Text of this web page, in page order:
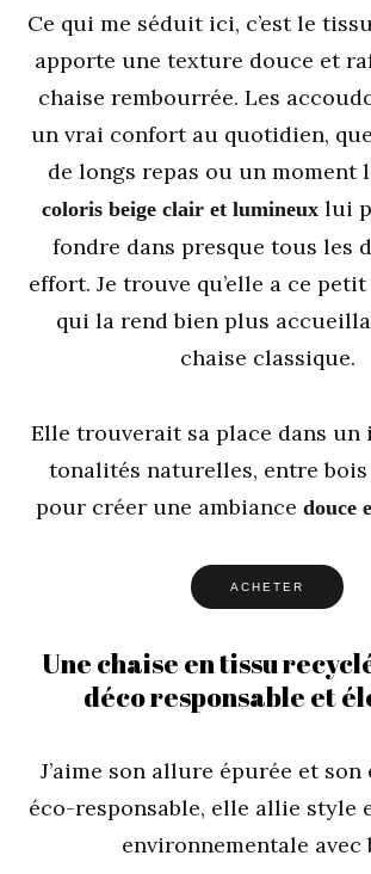
Ce qui me séduit ici, c’est le
apporte une texture douce et
chaise rembourrée. Les
un vrai confort au quotidien,
de longs repas ou un moment
coloris beige clair et lumineux lui
fondre dans presque tous les
effort. Je trouve qu’elle a ce
qui la rend bien plus
chaise classique.
Elle trouverait sa place dans
tonalités naturelles, entre
pour créer une ambiance douce
ACHETER
Une chaise en tissu
déco responsable et
J’aime son allure épurée et son
éco-responsable, elle allie style
environnementale avec